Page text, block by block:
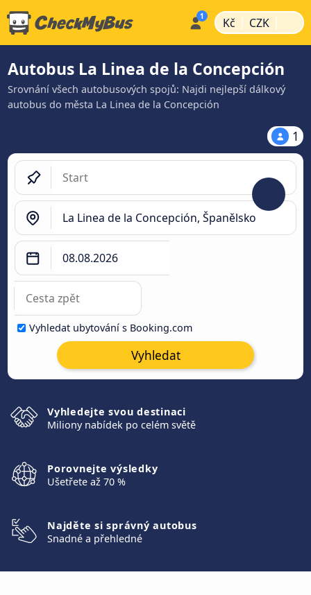
Kč | CZK |
Autobus La Linea de la Concepción
Srovnání všech autobusových spojů: Najdi nejlepší dálkový
autobus do města La Linea de la Concepción
1
Vyhledat ubytování s Booking.com
Vyhledat
Vyhledejte svou destinaci
Miliony nabídek po celém světě
Porovnejte výsledky
Ušetřete až 70 %
Najděte si správný autobus
Snadné a přehledné